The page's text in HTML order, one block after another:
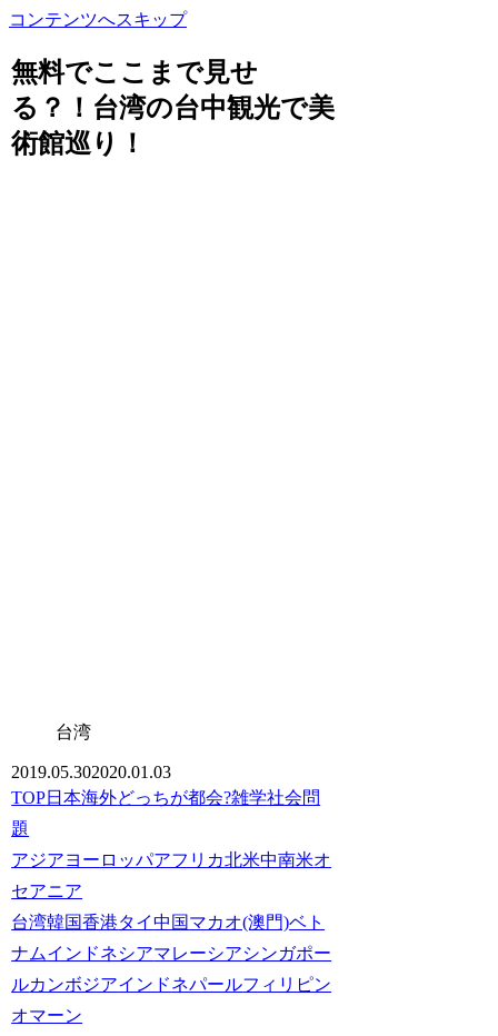
コンテンツへスキップ
無料でここまで見せ
る？！台湾の台中観光で美
術館巡り！
台湾
2019.05.302020.01.03
TOP日本海外どっちが都会?雑学社会問
題
アジアヨーロッパアフリカ北米中南米オ
セアニア
台湾韓国香港タイ中国マカオ(澳門)ベト
ナムインドネシアマレーシアシンガポー
ルカンボジアインドネパールフィリピン
オマーン